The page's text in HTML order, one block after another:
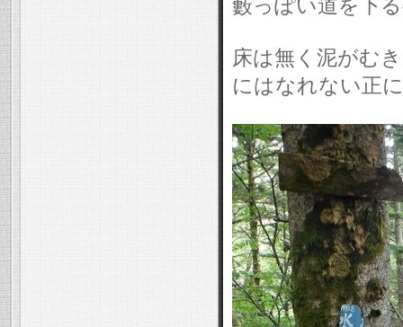
藪っぽい道を下
床は無く泥がむ
にはなれない正